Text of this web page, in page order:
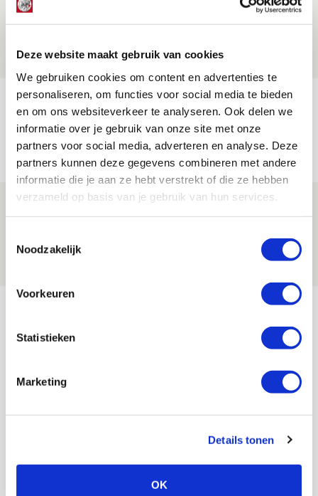
Deze website maakt gebruik van cookies
We gebruiken cookies om content en advertenties te
personaliseren, om functies voor social media te bieden
en om ons websiteverkeer te analyseren. Ook delen we
informatie over je gebruik van onze site met onze
partners voor social media, adverteren en analyse. Deze
partners kunnen deze gegevens combineren met andere
informatie die je aan ze hebt verstrekt of die ze hebben
verzameld op basis van je gebruik van hun services.
Noodzakelijk
Voorkeuren
Statistieken
Marketing
Details tonen
OK
Zwolle - Ajax
NIEUWS
Míchels elf: met welke formatie begin
jij aan nieuw eredivisieseizoen?
08 AUGUSTUS 2026 - 11:34
NIEUWS
Spelen bij Jong Ajax of Ajax 1? Dat
08 AUGUSTUS 2026 - 10:04
Bekijk meer
23
Selectiedag ballenjongens/-meiden
Geef Mij Maar Amsterdam